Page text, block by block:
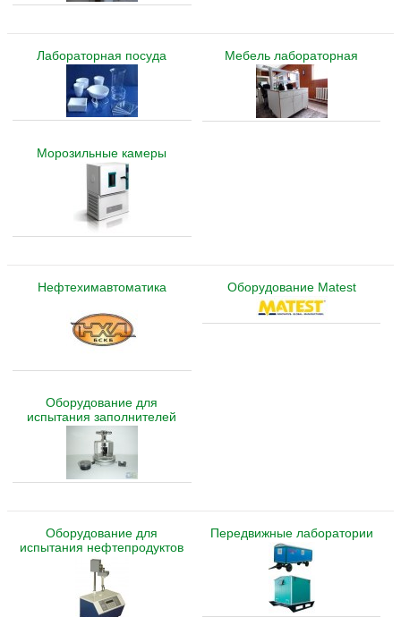
Лабораторная посуда Мебель лабораторная
Морозильные камеры
Нефтехимавтоматика Оборудование Matest
Оборудование для
испытания заполнителей
Оборудование для
испытания нефтепродуктов
Передвижные лаборатории